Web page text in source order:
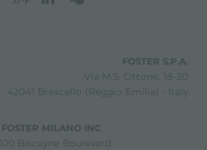
FOSTER S.P.A.
Via M.S. Ottone, 18-20
42041 Brescello (Reggio Emilia) - Italy
FOSTER MILANO INC
Biscayne Boulevard